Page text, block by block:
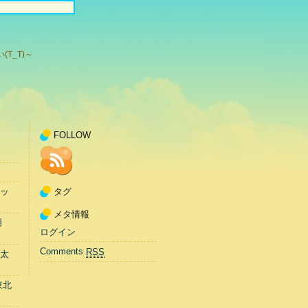
(T_T)～
北
FOLLOW
タグ
メタ情報
ログイン
Comments RSS